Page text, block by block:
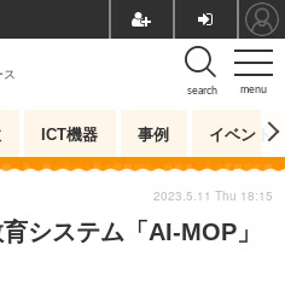
menu
search
ICT機器 事例 イベント
システム「AI-MOP」
2023.5.11 Thu 18:15